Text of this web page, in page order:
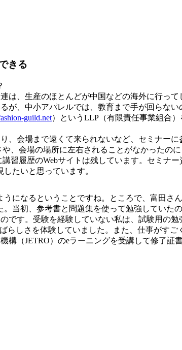
きる
は、生産のほとんどが中国などの海外に行っ
が、中小アパレルでは、教育まで手が回らな
guild.net）というLLP（有限責任事業組合
、会場まで遠くて来られないなど、セミナー
、会場の場所に左右されることがなかったの
習履歴のWebサイトは残しています。セミナ
たいと思っています。
になるということですね。ところで、富田さ
当初、参考書と問題集を使って勉強していた
す。受験を経験していない私は、試験用の勉
らしさを体験していました。また、仕事がす
（JETRO）のeラーニングを受講して修了証